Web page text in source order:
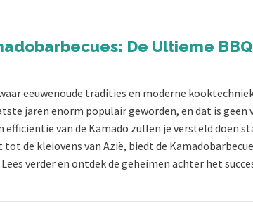
De Ultieme
eeuwenoude tradities en moderne
jaren enorm populair geworden, en dat is
van de Kamado zullen je versteld doen
de kleiovens van Azië, biedt de
verder en ontdek de geheimen achter het